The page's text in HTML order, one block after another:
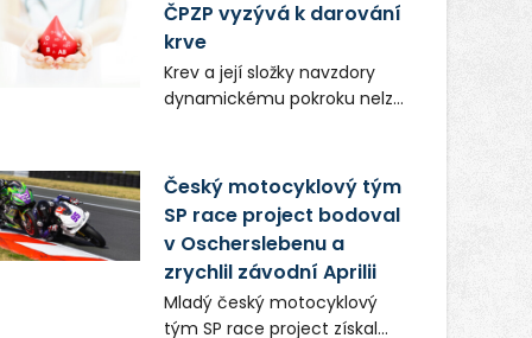
Návštěvníci se mohou těšit
nejen na oblíbené stálice, ale
také na řadu novinek, které v
Ostravě běžně nepotkají.
undergroundové a
alternativní hudby. Uskuteční
se zde totiž první ročník
festivalu PERIFERIE Ostrava.
Brány areálu se otevřou
autorská čtení a rozhovory.
Vstupenky v ceně 450 Kč
jsou v prodeji.
ČPZP vyzývá k darování
krve
Krev a její složky navzdory
dynamickému pokroku nelze
darovat tuto
nenahraditelnou tělní
tekutinu neobejde. Naléhavá
potřeba doplnit krevní zásoby
nastává vždy v létě, kdy
stoupá počet úrazů. Česká
Český motocyklový tým
SP race project bodoval
v Oscherslebenu a
zrychlil závodní Aprilii
Mladý český motocyklový
tým SP race project získal